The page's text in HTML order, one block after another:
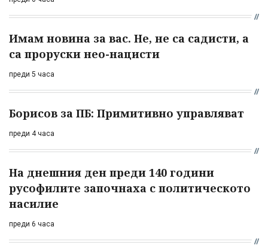
Имам новина за вас. Не, не са садисти, а
са проруски нео-нацисти
преди 5 часа
Борисов за ПБ: Примитивно управляват
преди 4 часа
На днешния ден преди 140 години
русофилите започнаха с политическото
насилие
преди 6 часа